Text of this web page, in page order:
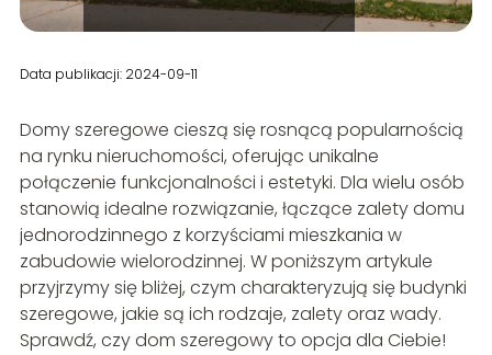
Data publikacji: 2024-09-11
Domy szeregowe cieszą się rosnącą popularnością
na rynku nieruchomości, oferując unikalne
połączenie funkcjonalności i estetyki. Dla wielu osób
stanowią idealne rozwiązanie, łączące zalety domu
jednorodzinnego z korzyściami mieszkania w
zabudowie wielorodzinnej. W poniższym artykule
przyjrzymy się bliżej, czym charakteryzują się budynki
szeregowe, jakie są ich rodzaje, zalety oraz wady.
Sprawdź, czy dom szeregowy to opcja dla Ciebie!